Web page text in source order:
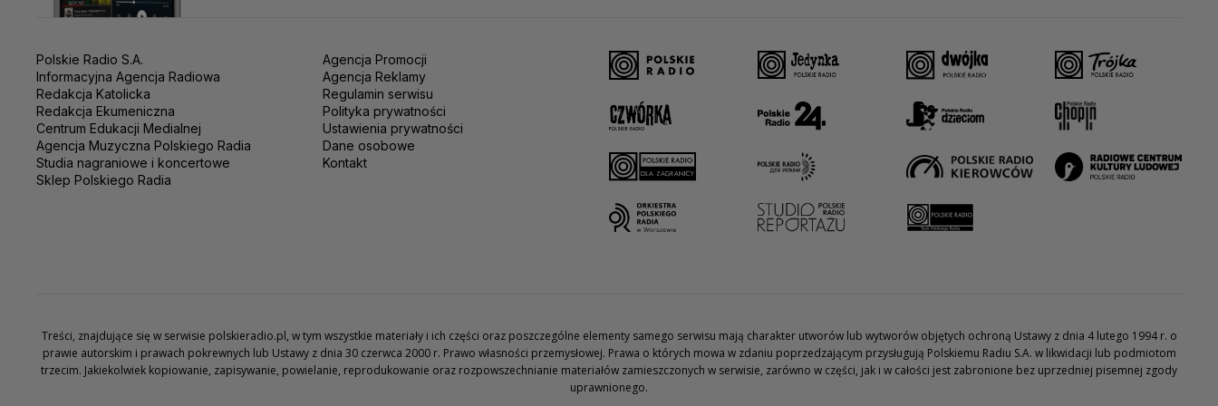
Polskie Radio S.A.
Informacyjna Agencja Radiowa
Redakcja Katolicka
Redakcja Ekumeniczna
Centrum Edukacji Medialnej
Agencja Muzyczna Polskiego Radia
Studia nagraniowe i koncertowe
Sklep Polskiego Radia
Agencja Promocji
Agencja Reklamy
Regulamin serwisu
Polityka prywatności
Ustawienia prywatności
Dane osobowe
Kontakt
Treści, znajdujące się w serwisie polskieradio.pl, w tym wszystkie materiały i ich części oraz poszczególne elementy samego serwisu mają charakter utworów lub wytworów objętych ochroną Ustawy z dnia 4 lutego 1994 r. o
prawie autorskim i prawach pokrewnych lub Ustawy z dnia 30 czerwca 2000 r. Prawo własności przemysłowej. Prawa o których mowa w zdaniu poprzedzającym przysługują Polskiemu Radiu S.A. w likwidacji lub podmiotom
trzecim. Jakiekolwiek kopiowanie, zapisywanie, powielanie, reprodukowanie oraz rozpowszechnianie materiałów zamieszczonych w serwisie, zarówno w części, jak i w całości jest zabronione bez uprzedniej pisemnej zgody
uprawnionego.